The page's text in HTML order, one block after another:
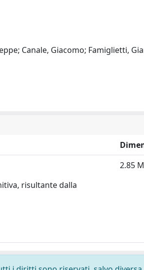
Canale, Giacomo; Famiglietti,
risultante dalla
2.85